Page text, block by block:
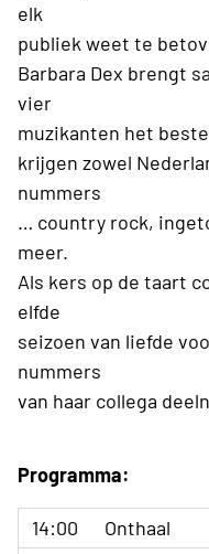
elk
publiek weet te
Barbara Dex brengt
vier
muzikanten het
krijgen zowel
nummers
… country rock,
meer.
Als kers op de taart
elfde
seizoen van liefde
nummers
van haar collega
Programma:
14:00
Onthaal